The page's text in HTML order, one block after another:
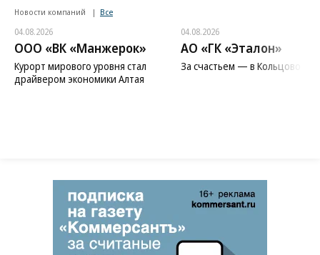
Новости компаний Все
04.08.2026
ООО «ВК «Манжерок»
Курорт мирового уровня стал
драйвером экономики Алтая
04.08.2026
АО «ГК «Эталон»
За счастьем — в Кольцово